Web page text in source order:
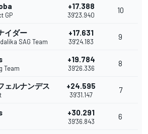
GP
+17.388
39'23.940
10
イダー
SAG Team
+17.631
39'24.183
9
Team
+19.784
39'26.336
8
ェルナンデス +24.595
39'31.147
7
+30.291
39'36.843
6